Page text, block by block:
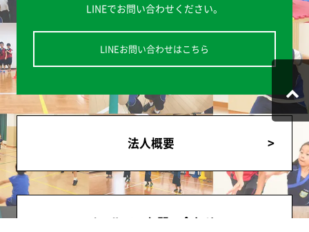
LINEでお問い合わせください。
LINEお問い合わせはこちら
法人概要
メールでのお問い合わせ